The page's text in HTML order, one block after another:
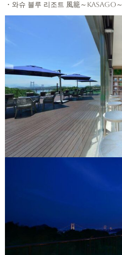
・와슈 블루 리조트 風籠～kasago～